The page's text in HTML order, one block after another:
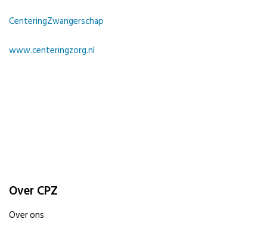
CenteringZwangerschap
www.centeringzorg.nl
Over CPZ
Over ons